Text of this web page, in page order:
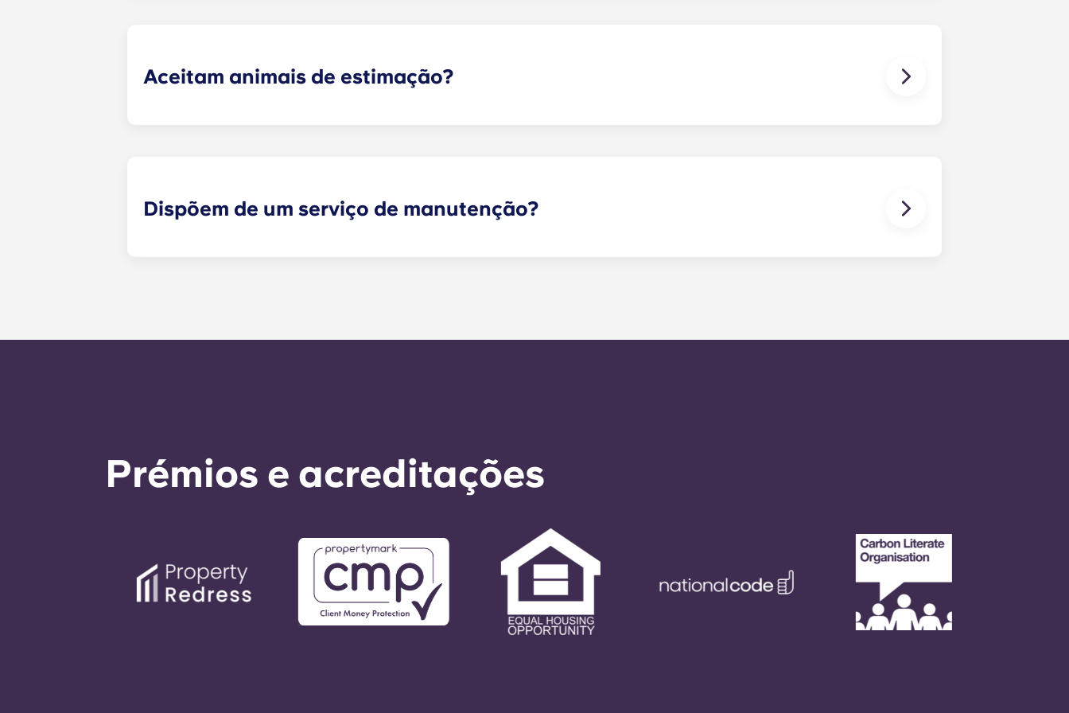
Aceitam animais de estimação?
Dispõem de um serviço de manutenção?
É nosso objetivo expresso responder a qualquer necessidade de serviço geral no prazo de 24 horas.
Prémios e acreditações